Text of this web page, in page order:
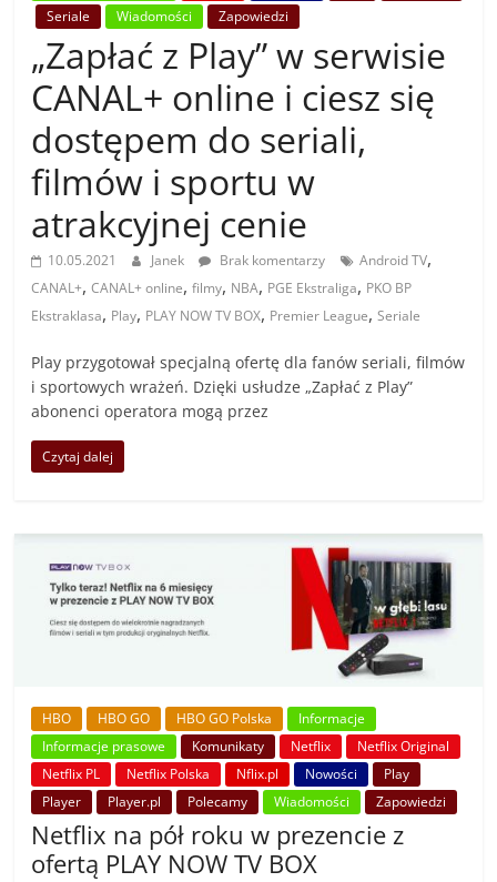
Seriale
Wiadomości Zapowiedzi
„Zapłać z Play” w serwisie
CANAL+ online i ciesz się
dostępem do seriali,
filmów i sportu w
atrakcyjnej cenie
10.05.2021 Janek Brak komentarzy Android TV,
CANAL+,CANAL+ online,filmy, NBA, PGE Ekstraliga, PKO BP
Ekstraklasa, Play, PLAY NOW TV BOX, Premier League,Seriale
Play przygotował specjalną ofertę dla fanów seriali, filmów
i sportowych wrażeń. Dzięki usłudze „Zapłać z Play”
abonenci operatora mogą przez
Czytaj dalej
HBO HBO GO HBO GO Polska
Informacje
Informacje prasowe
Komunikaty Netflix
Netflix Original
Netflix PL
Netflix Polska Nflix.pl Nowości
Play
Player
Player.pl Polecamy Wiadomości Zapowiedzi
Netflix na pół roku w prezencie z
ofertą PLAY NOW TV BOX